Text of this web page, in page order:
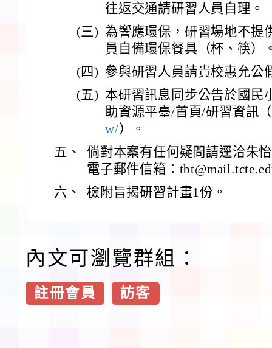
往返交通請研習人員自理。
(三) 為響應環保，研習場地不提
員自備環保餐具（杯、筷）
(四) 參與研習人員請貴校惠允公
(五) 本研習訊息同步公告於國民
助資源平臺/首頁/研習資訊（
w/）。
五、
倘對本案有任何疑問請逕洽朱
電子郵件信箱：
六、
檢附旨揭研習計畫1份。
內文可瀏覽群組：
註冊會員 訪客